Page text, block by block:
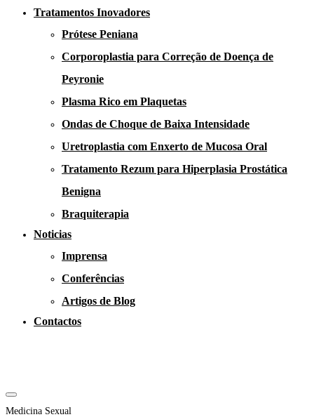
Tratamentos Inovadores
Prótese Peniana
Corporoplastia para Correção de Doença de
Peyronie
Plasma Rico em Plaquetas
Ondas de Choque de Baixa Intensidade
Uretroplastia com Enxerto de Mucosa Oral
Tratamento Rezum para Hiperplasia Prostática
Benigna
Braquiterapia
Noticias
Imprensa
Conferências
Artigos de Blog
Contactos
Medicina Sexual